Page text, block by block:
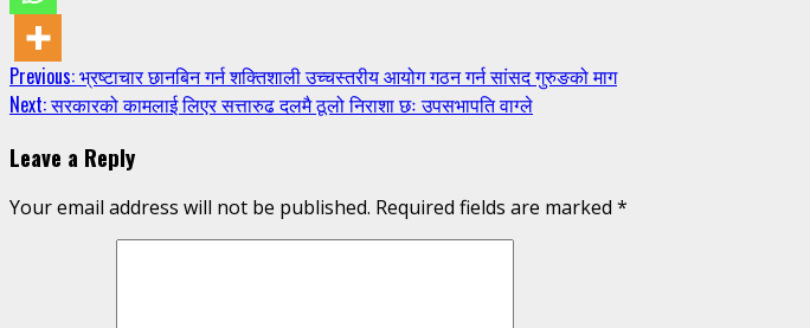
Continue
Reading
Previous:भ्रष्टाचार छानबिन गर्न शक्तिशाली उच्चस्तरीय आयोग गठन गर्न सांसद गुरुङको माग
Next:सरकारको कामलाई लिएर सत्तारुढ दलमै ठूलो निराशा छः उपसभापति वाग्ले
Leave a Reply
Your email address will not be published. Required fields are marked *